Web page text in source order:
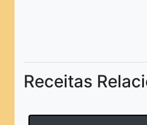
Receitas